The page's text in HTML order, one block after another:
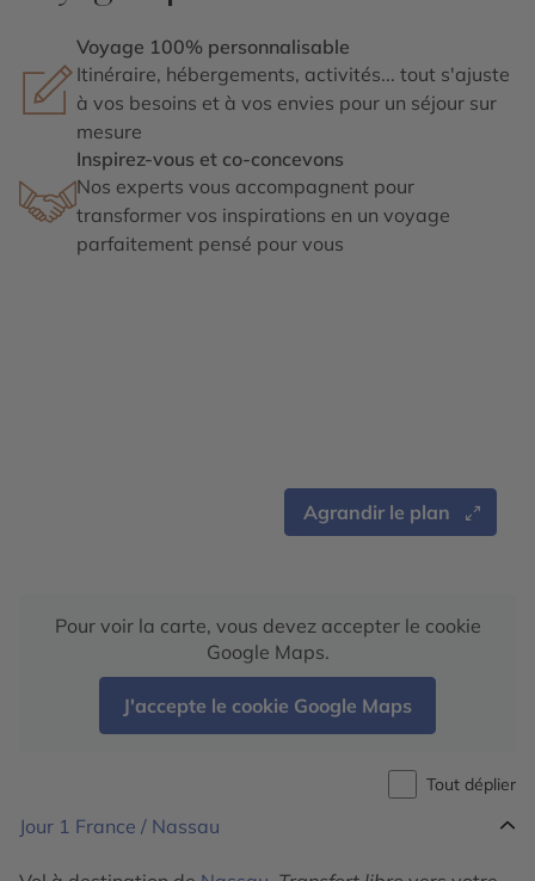
Voyage 100% personnalisable
Itinéraire, hébergements, activités... tout s'ajuste
à vos besoins et à vos envies pour un séjour sur
mesure
Inspirez-vous et co-concevons
Nos experts vous accompagnent pour
transformer vos inspirations en un voyage
parfaitement pensé pour vous
Agrandir le plan
Pour voir la carte, vous devez accepter le cookie
Google Maps.
J'accepte le cookie Google Maps
Tout déplier
Jour 1 France / Nassau